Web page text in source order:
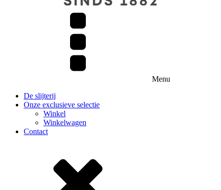
Menu
De slijterij
Onze exclusieve selectie
Winkel
Winkelwagen
Contact